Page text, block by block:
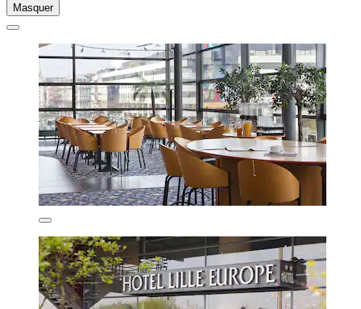
Masquer